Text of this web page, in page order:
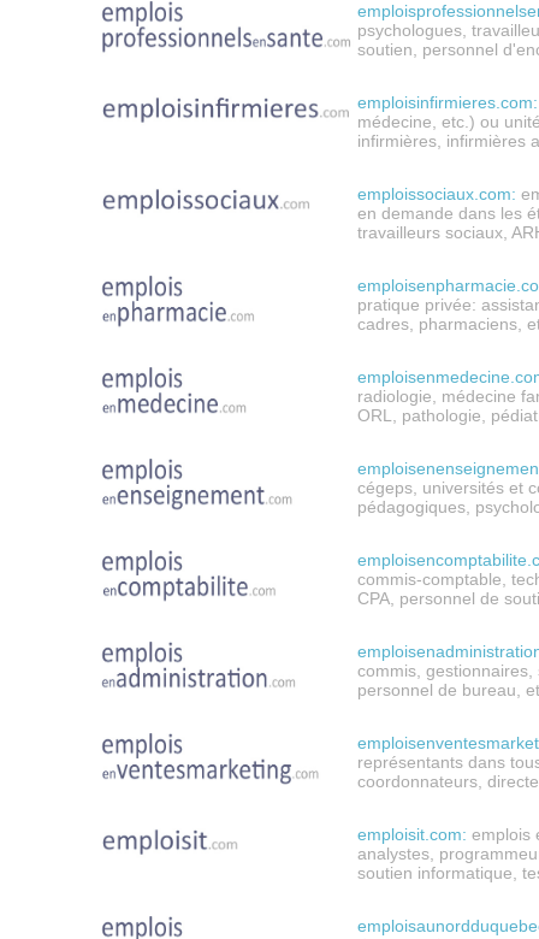
psychologues,
soutien,
personnel
emploisinfirmieres.com:
médecine, etc.) ou
infirmières, infirmières
emploissociaux.com:
en demande dans les
travailleurs sociaux,
pratique privée:
cadres, pharmaciens,
radiologie, médecine
ORL, pathologie,
cégeps, universités et
pédagogiques,
commis-comptable,
CPA, personnel de
commis, gestionnaires,
personnel de bureau,
représentants dans
coordonnateurs,
emploisit.com: emplois
analystes,
soutien informatique,